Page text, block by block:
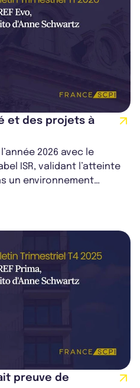
et des projets à
2026 avec le
ISR, validant l’atteinte
un environnement
le fonds...
preuve de